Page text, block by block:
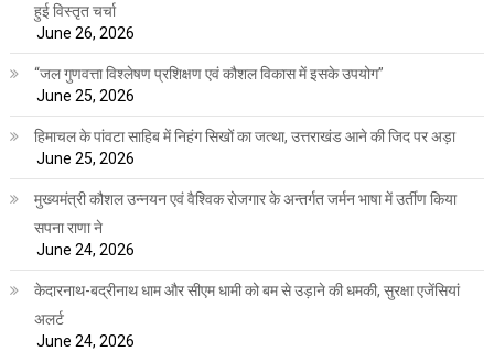
हुई विस्तृत चर्चा
June 26, 2026
“जल गुणवत्ता विश्लेषण प्रशिक्षण एवं कौशल विकास में इसके उपयोग”
June 25, 2026
हिमाचल के पांवटा साहिब में निहंग सिखों का जत्था, उत्तराखंड आने की जिद पर अड़ा
June 25, 2026
मुख्यमंत्री कौशल उन्नयन एवं वैश्विक रोजगार के अन्तर्गत जर्मन भाषा में उर्तीण किया
सपना राणा ने
June 24, 2026
केदारनाथ-बद्रीनाथ धाम और सीएम धामी को बम से उड़ाने की धमकी, सुरक्षा एजेंसियां
अलर्ट
June 24, 2026